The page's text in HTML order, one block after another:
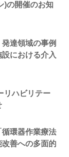
)の開催のお知
達領域の事例
における介入
リハビリテー
環器作業療法
善への多面的